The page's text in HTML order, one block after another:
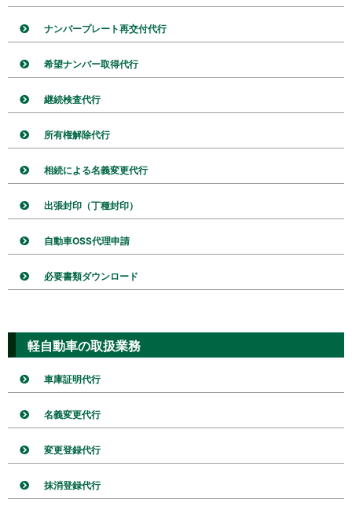
ナンバープレート再交付代行
希望ナンバー取得代行
継続検査代行
所有権解除代行
相続による名義変更代行
出張封印（丁種封印）
自動車OSS代理申請
必要書類ダウンロード
軽自動車の取扱業務
車庫証明代行
名義変更代行
変更登録代行
抹消登録代行